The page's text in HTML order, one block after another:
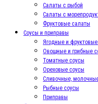
Салаты с рыбой
Салаты с
Фруктовые салаты
Соусы и приправы
Ягодные и
Овощные и грибные
Томатные соусы
Ореховые соусы
Сливочные,
Рыбные соусы
Приправы